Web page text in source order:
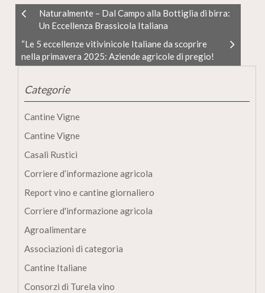
Naturalmente – Dal Campo alla Bottiglia di birra:
Un Eccellenza Brassicola Italiana
“Le 5 eccellenze vitivinicole Italiane da scoprire
nella primavera 2025: Aziende agricole di pregio!
Categorie
Cantine Vigne
Cantine Vigne
Casali Rustici
Corriere d’informazione agricola
Report vino e cantine giornaliero
Corriere d'informazione agricola
Agroalimentare
Associazioni di categoria
Cantine Italiane
Consorzi di Turela vino